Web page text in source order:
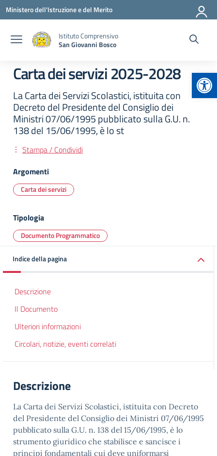
Vai ai contenuti
Vai al menu di navigazione
Vai al footer
Ministero dell'Istruzione e del Merito
Istituto Comprensivo
San Giovanni Bosco
Carta dei servizi 2025-2028
La Carta dei Servizi Scolastici, istituita con
Decreto del Presidente del Consiglio dei
Ministri 07/06/1995 pubblicato sulla G.U. n.
138 del 15/06/1995, è lo st
Stampa / Condividi
Argomenti
Carta dei servizi
Tipologia
Documento Programmatico
Indice della pagina
Descrizione
Il Documento
Ulteriori informazioni
Circolari, notizie, eventi correlati
Descrizione
La Carta dei Servizi Scolastici, istituita con Decreto
del Presidente del Consiglio dei Ministri 07/06/1995
pubblicato sulla G.U. n. 138 del 15/06/1995, è lo
strumento giuridico che stabilisce e sancisce i
principi fondamentali cui deve uniformarsi